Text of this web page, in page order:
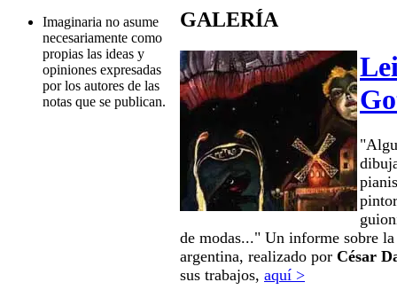
Imaginaria no asume
necesariamente como
propias las ideas y
opiniones expresadas
por los autores de las
notas que se publican.
GALERÍA
de modas..." Un informe sobre
argentina, realizado por César
sus trabajos, aquí >